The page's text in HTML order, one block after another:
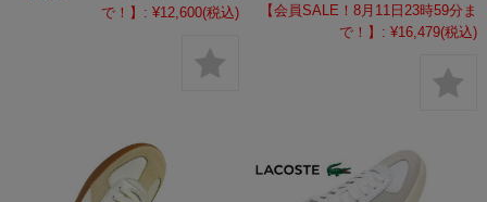
で！】: ¥12,600(税込)
【会員SALE！8月11日23時59分ま
で！】: ¥16,479(税込)